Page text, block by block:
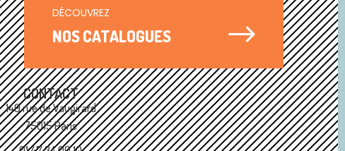
DÉCOUVREZ
NOS CATALOGUES $
CONTACT
149 rue de Vaugirard
75015 Paris